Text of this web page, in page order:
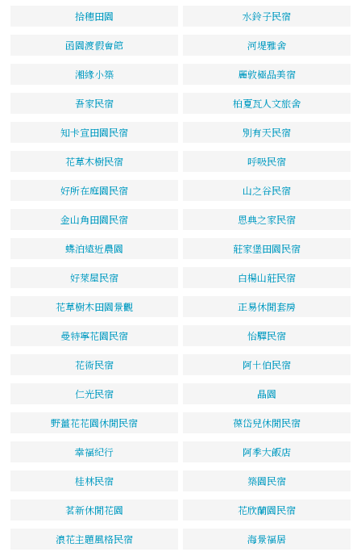
拾穗田園 水鈴子民宿
函園渡假會館 河堤雅舍
湘緣小築 麗敦極品美宿
吾家民宿 柏夏瓦人文旅舍
知卡宣田園民宿 別有天民宿
花草木樹民宿 呼吸民宿
好所在庭園民宿 山之谷民宿
金山角田園民宿 恩典之家民宿
蝶泊遠近農園 莊家堡田園民宿
好萊屋民宿 白楊山莊民宿
花草樹木田園景觀 正易休閒套房
曼特寧花園民宿 怡驛民宿
花術民宿 阿土伯民宿
仁光民宿 晶園
野薑花花園休閒民宿 葆岱兒休閒民宿
幸福紀行 阿季大飯店
桂林民宿 築園民宿
茗新休閒花園 花欣蘭園民宿
浪花主題風格民宿 海景福居